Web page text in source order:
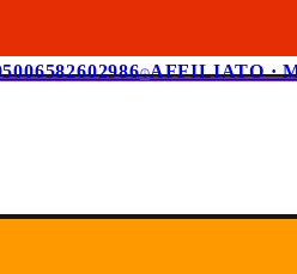
AFFILIATO ·